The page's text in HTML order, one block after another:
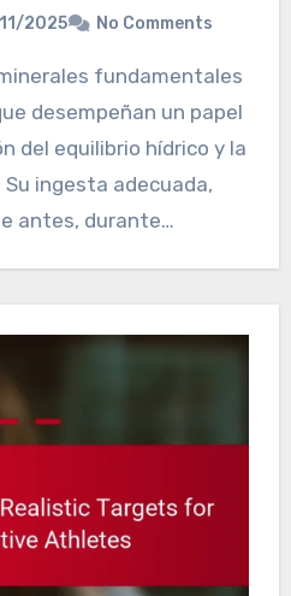
2025 No Comments
desempeñan un papel
del equilibrio hídrico y la
ingesta adecuada,
antes, durante…